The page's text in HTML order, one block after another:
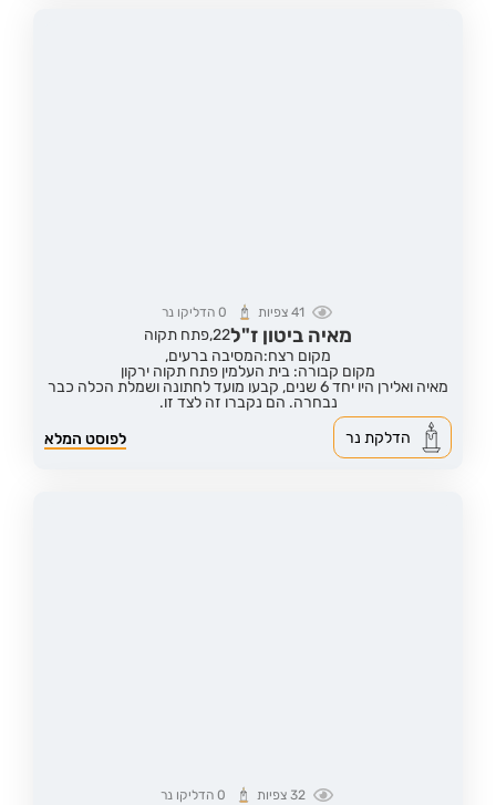
41 צפיות 0הדליקו נר
מאיה ביטון ז"ל22,פתח תקוה
מקום רצח:המסיבה ברעים,
מקום קבורה: בית העלמין פתח תקוה ירקון
מאיה ואלירן היו יחד 6 שנים, קבעו מועד לחתונה ושמלת הכלה כבר
נבחרה. הם נקברו זה לצד זו.
לפוסט המלא
הדלקת נר
32 צפיות 0הדליקו נר